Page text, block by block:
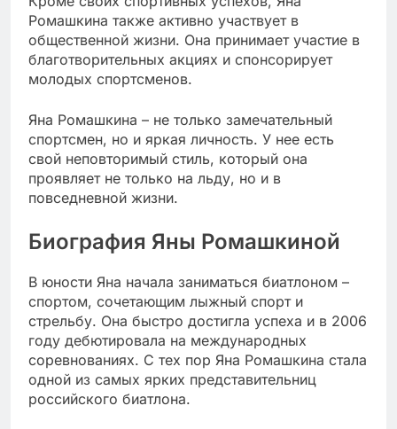
Ромашкина также активно участвует в
общественной жизни. Она принимает участие в
благотворительных акциях и спонсорирует
молодых спортсменов.
Яна Ромашкина – не только замечательный
спортсмен, но и яркая личность. У нее есть
свой неповторимый стиль, который она
проявляет не только на льду, но и в
повседневной жизни.
Биография Яны Ромашкиной
В юности Яна начала заниматься биатлоном –
спортом, сочетающим лыжный спорт и
стрельбу. Она быстро достигла успеха и в 2006
году дебютировала на международных
соревнованиях. С тех пор Яна Ромашкина стала
одной из самых ярких представительниц
российского биатлона.